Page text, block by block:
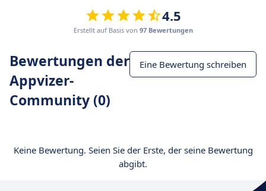
4.5
Erstellt auf Basis von 97 Bewertungen
Bewertungen der
Appvizer-
Community (0)
Eine Bewertung schreiben
Keine Bewertung. Seien Sie der Erste, der seine Bewertung
abgibt.